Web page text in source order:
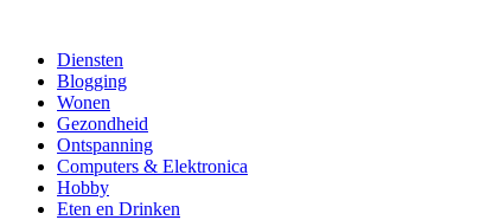
Diensten
Blogging
Wonen
Gezondheid
Ontspanning
Computers & Elektronica
Hobby
Eten en Drinken